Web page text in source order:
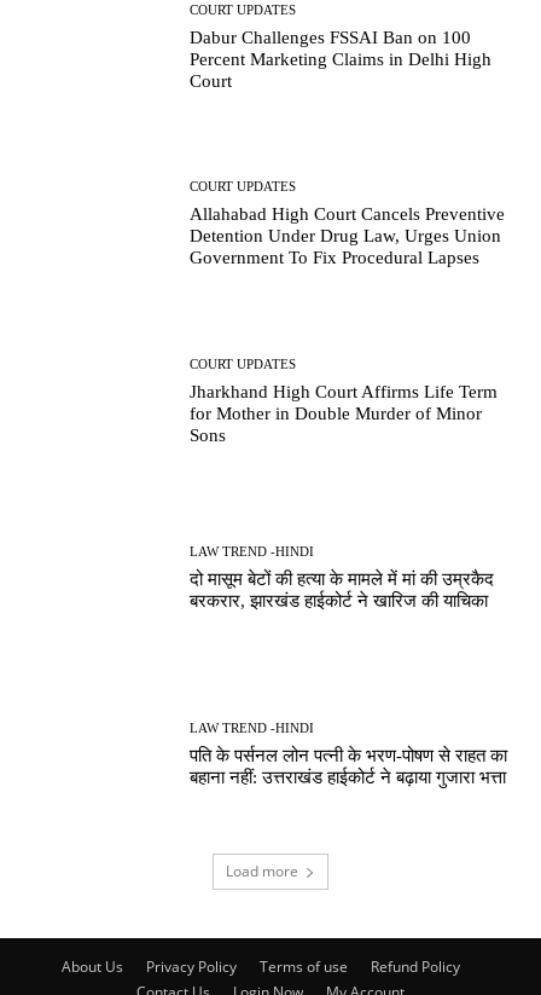
COURT UPDATES
Dabur Challenges FSSAI Ban on 100
Percent Marketing Claims in Delhi High
Court
COURT UPDATES
Allahabad High Court Cancels Preventive
Detention Under Drug Law, Urges Union
Government To Fix Procedural Lapses
COURT UPDATES
Jharkhand High Court Affirms Life Term
for Mother in Double Murder of Minor
Sons
LAW TREND -HINDI
दो मासूम बेटों की हत्या के मामले में मां की उम्रकैद
बरकरार, झारखंड हाईकोर्ट ने खारिज की याचिका
LAW TREND -HINDI
पति के पर्सनल लोन पत्नी के भरण-पोषण से राहत का
बहाना नहीं: उत्तराखंड हाईकोर्ट ने बढ़ाया गुजारा भत्ता
Load more
About Us Privacy Policy Terms of use
Refund Policy